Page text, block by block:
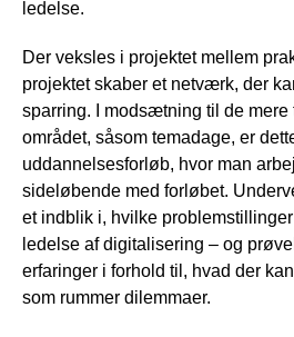
ledelse.
Der veksles i projektet mellem
projektet skaber et netværk, der
sparring. I modsætning til de
området, såsom temadage, er
uddannelsesforløb, hvor man
sideløbende med forløbet.
et indblik i, hvilke
ledelse af digitalisering – og
erfaringer i forhold til, hvad der
som rummer dilemmaer.